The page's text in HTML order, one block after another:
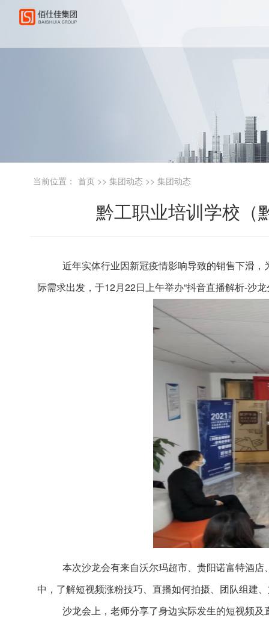
当前位置： 首页 >> 集团动态 >> 集团动态
黔工职业培训学校（
近年实体行业因新冠疫情影响导致的销售下滑 ，
际需求出发， 于12月22日上午举办“抖音直播解析-沙
本次沙龙会有来自沃尔玛超市、贵阳诺富特酒店
中，了解短视频涨粉技巧、 直播如何拍摄、团队组建
沙龙会上，老师分享了身边实际发生的短视频